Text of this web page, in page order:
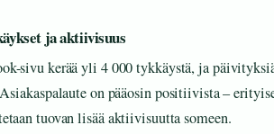
ja aktiivisuus
sivu kerää yli 4 000 tykkäystä, ja
on pääosin positiivista –
tuovan lisää aktiivisuutta someen.